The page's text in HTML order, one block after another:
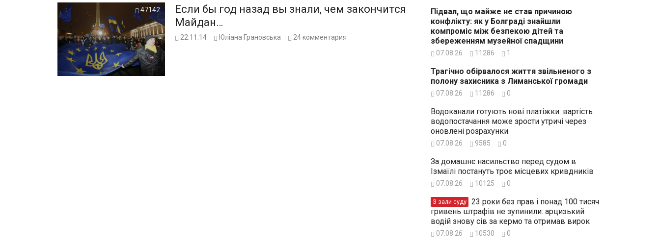
47142
Если бы год назад вы знали, чем закончится
Майдан…
22.11.14 Юліана Грановська 24комментария
Підвал, що майже не став причиною
конфлікту: як у Болграді знайшли
компроміс між безпекою дітей та
збереженням музейної спадщини
07.08.26 11286 1
Трагічно обірвалося життя звільненого з
полону захисника з Лиманської громади
07.08.26 11286 0
Водоканали готують нові платіжки: вартість
водопостачання може зрости утричі через
оновлені розрахунки
07.08.26 9585 0
За домашнє насильство перед судом в
Ізмаїлі постануть троє місцевих кривдників
07.08.26 10125 0
З зали суду
гривень штрафів не зупинили: арцизький
водій знову сів за кермо та отримав вирок
07.08.26 10530 0